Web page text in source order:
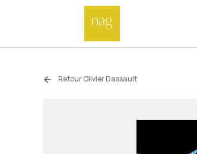
Retour Olivier Dassault